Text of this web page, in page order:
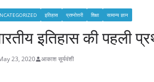
इतिहास प्रश्नोत्तरी शिक्षा सामान्य ज्ञान
इतिहास की पहली
23, 2020 आकाश सूर्यवंशी